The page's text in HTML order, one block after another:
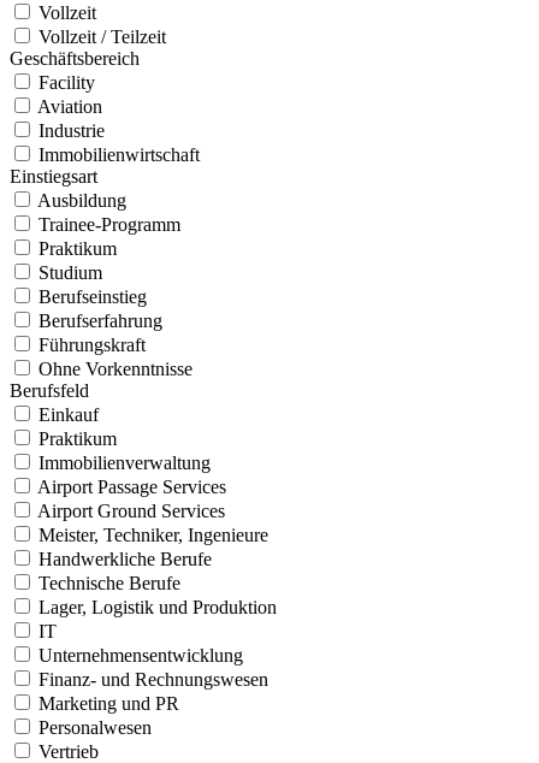
Vollzeit
Vollzeit / Teilzeit
Geschäftsbereich
Facility
Aviation
Industrie
Immobilienwirtschaft
Einstiegsart
Ausbildung
Trainee-Programm
Praktikum
Studium
Berufseinstieg
Berufserfahrung
Führungskraft
Ohne Vorkenntnisse
Berufsfeld
Einkauf
Praktikum
Immobilienverwaltung
Airport Passage Services
Airport Ground Services
Meister, Techniker, Ingenieure
Handwerkliche Berufe
Technische Berufe
Lager, Logistik und Produktion
IT
Unternehmensentwicklung
Finanz- und Rechnungswesen
Marketing und PR
Personalwesen
Vertrieb